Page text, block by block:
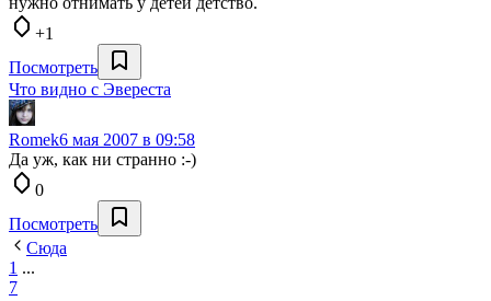
+1
Посмотреть
Что видно с Эвереста
Romek6 мая 2007 в 09:58
Да уж, как ни странно :-)
0
Посмотреть
Сюда
1 ...
7